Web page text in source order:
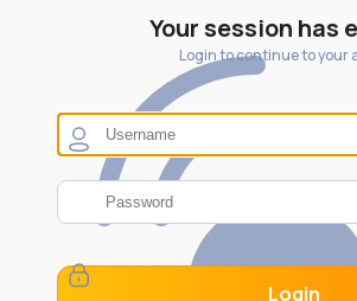
Your session has
Login to continue to your
Login